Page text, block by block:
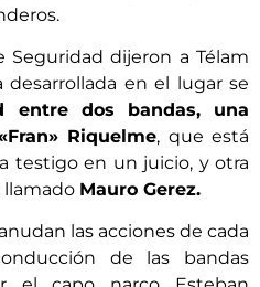
Seguridad dijeron a Télam
en el lugar se
entre dos bandas, una
Riquelme, que está
testigo en un juicio, y otra
llamado Mauro Gerez.
las acciones de cada
de las bandas